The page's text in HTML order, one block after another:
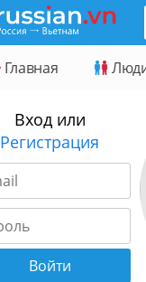
Главная
Вход или
Регистрация